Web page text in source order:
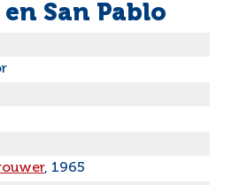
San Pablo
, 1965